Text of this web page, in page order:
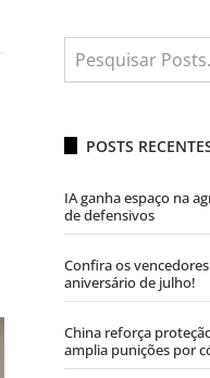
POSTS
IA ganha espaço na
de defensivos
Confira os
aniversário de julho!
China reforça
amplia punições por